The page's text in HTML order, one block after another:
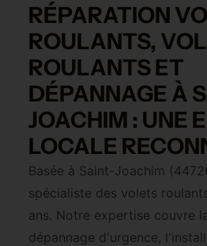
RÉPARATION
ROULANTS,
ROULANTS ET
DÉPANNAGE À
JOACHIM : UNE
LOCALE
Basée à Saint-Joachim
spécialiste des volets
ans. Notre expertise couvre
dépannage d'urgence,